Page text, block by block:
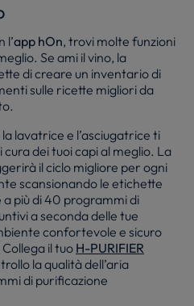
l’app hOn, trovi molte funzioni
Se ami il vino, la
di creare un inventario di
sulle ricette migliori da
lavatrice e l’asciugatrice ti
dei tuoi capi al meglio. La
il ciclo migliore per ogni
scansionando le etichette
più di 40 programmi di
a seconda delle tue
confortevole e sicuro
il tuo H-PURIFIER
la qualità dell’aria
di purificazione